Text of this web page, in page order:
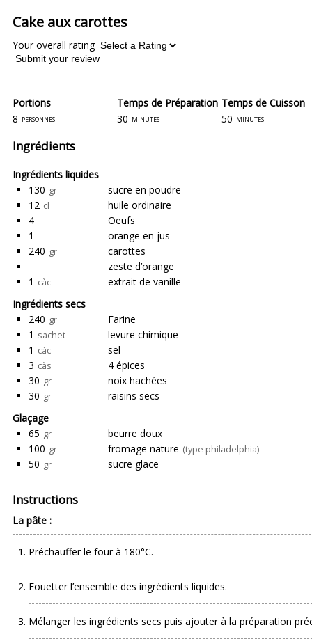
Cake aux carottes
Your overall rating
Submit your review
Portions
Temps de Préparation
8 personnes 30 minutes
Temps de Cuisson
50 minutes
Ingrédients
Ingrédients liquides
130 gr
sucre en poudre
12 cl
huile ordinaire
4
Oeufs
1
orange en jus
240 gr
carottes
zeste d’orange
1 càc
extrait de vanille
Ingrédients secs
240 gr
Farine
1 sachet
levure chimique
1 càc
sel
3 càs
4 épices
30 gr
noix hachées
30 gr
raisins secs
Glaçage
65 gr
beurre doux
100 gr fromage nature (type philadelphia)
50 gr sucre glace
Instructions
La pâte :
Préchauffer le four à 180°C.
Fouetter l’ensemble des ingrédients liquides.
Mélanger les ingrédients secs puis ajouter à la préparation